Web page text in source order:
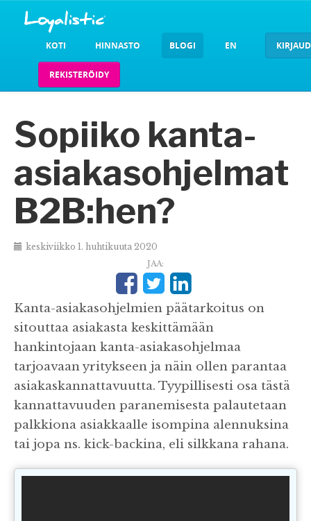
KOTI HINNASTO BLOGI EN
REKISTERÖIDY
Sopiiko kanta-
asiakasohjelmat
B2B:hen?
keskiviikko 1. huhtikuuta 2020
JAA:
Kanta-asiakasohjelmien päätarkoitus on
sitouttaa asiakasta keskittämään
hankintojaan kanta-asiakasohjelmaa
tarjoavaan yritykseen ja näin ollen parantaa
asiakaskannattavuutta. Tyypillisesti osa tästä
kannattavuuden paranemisesta palautetaan
palkkiona asiakkaalle isompina alennuksina
tai jopa ns. kick-backina, eli silkkana rahana.